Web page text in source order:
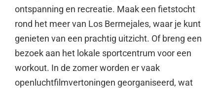
ontspanning en recreatie. Maak een fietstocht
rond het meer van Los Bermejales, waar je kunt
genieten van een prachtig uitzicht. Of breng een
bezoek aan het lokale sportcentrum voor een
workout. In de zomer worden er vaak
openluchtfilmvertoningen georganiseerd, wat